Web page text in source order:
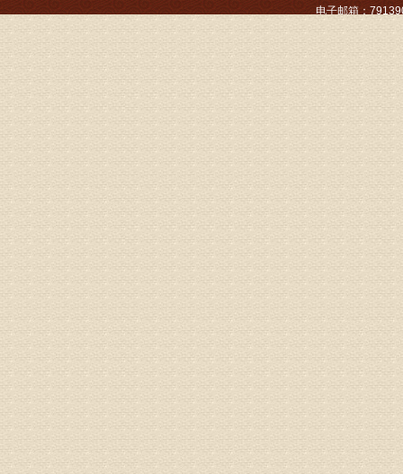
病情描
专家回
姓名：
病情描
专家回
物灌注
来院就
姓名：
病情描
专家回
病情描
专家回
液，同
外用、
电子邮箱：